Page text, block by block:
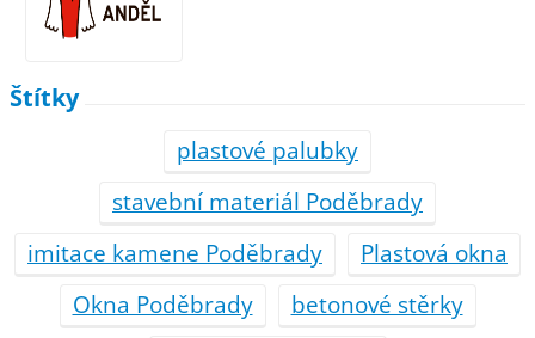
Štítky
plastové palubky
stavební materiál Poděbrady
imitace kamene Poděbrady
Plastová okna
Okna Poděbrady
betonové stěrky